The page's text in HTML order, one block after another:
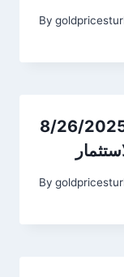
By
الذهب في ألمانيا اليوم 8/26/2025
By